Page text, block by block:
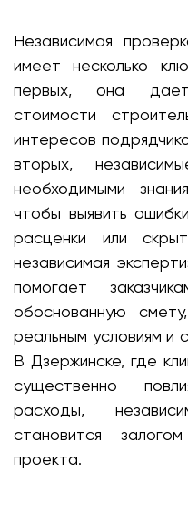
Независимая
имеет несколько
первых, она
стоимости
интересов
вторых,
необходимыми
чтобы выявить
расценки или
независимая
помогает
обоснованную
реальным условиям и
В Дзержинске, где
существенно
расходы,
становится
проекта.